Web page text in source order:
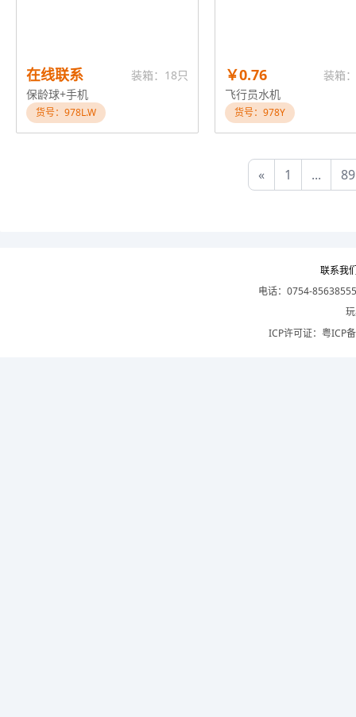
在线联系
装箱：18只
保龄球+手机
货号：978L.W
￥0.76
装箱
飞行员水机
货号：978Y
« 1 ... 89
联系我
电话：0754-
ICP许可证： 粤ICP